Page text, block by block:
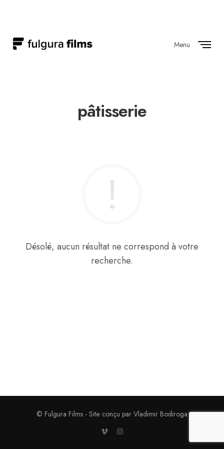
Menu
pâtisserie
Désolé, aucun résultat ne correspond à votre
recherche.
© Fulgura Films - Site conçu par Vladimir Bodiroga